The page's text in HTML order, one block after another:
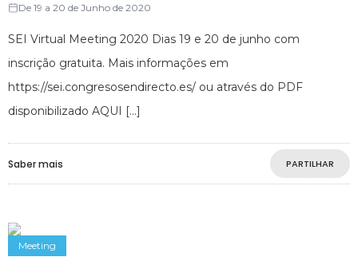
De 19 a 20 de Junho de 2020
SEI Virtual Meeting 2020 Dias 19 e 20 de junho com
inscrição gratuita. Mais informações em
https://sei.congresosendirecto.es/ ou através do PDF
disponibilizado AQUI
Saber mais PARTILHAR
Meeting